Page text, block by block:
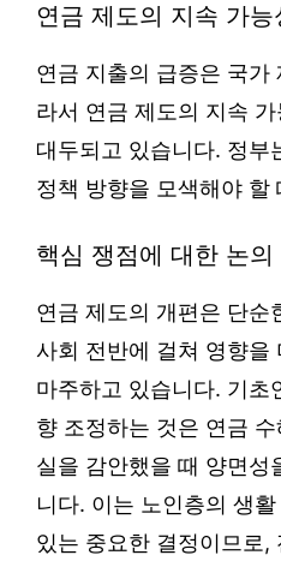
연금 제도의 지속 가능
연금 지출의 급증은 국가
라서 연금 제도의 지속
대두되고 있습니다. 정부
정책 방향을 모색해야 할
핵심 쟁점에 대한 논의
연금 제도의 개편은 단순
사회 전반에 걸쳐 영향을
마주하고 있습니다. 기초
향 조정하는 것은 연금
실을 감안했을 때 양면성
니다. 이는 노인층의 생
있는 중요한 결정이므로,